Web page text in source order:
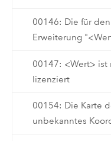
00146: Die für
Erweiterung
00147: <Wert> ist
lizenziert
00154: Die Karte
unbekanntes